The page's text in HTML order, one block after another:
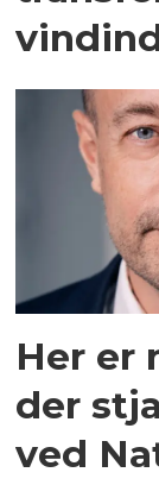
Her er
der
ved